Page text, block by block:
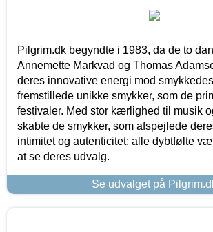
Pilgrim.dk begyndte i 1983, da de to
Annemette Markvad og Thomas
deres innovative energi mod
fremstillede unikke smykker, som de
festivaler. Med stor kærlighed til musik
skabte de smykker, som afspejlede
intimitet og autenticitet; alle dybtfølte
at se deres udvalg.
Se udvalget på